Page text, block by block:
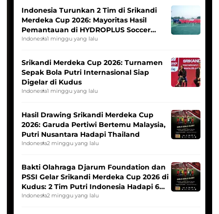
Indonesia Turunkan 2 Tim di Srikandi
Merdeka Cup 2026: Mayoritas Hasil
Pemantauan di HYDROPLUS Soccer
League
Indonesia1 minggu yang lalu
Srikandi Merdeka Cup 2026: Turnamen
Sepak Bola Putri Internasional Siap
Digelar di Kudus
Indonesia1 minggu yang lalu
Hasil Drawing Srikandi Merdeka Cup
2026: Garuda Pertiwi Bertemu Malaysia,
Putri Nusantara Hadapi Thailand
Indonesia2 minggu yang lalu
Bakti Olahraga Djarum Foundation dan
PSSI Gelar Srikandi Merdeka Cup 2026 di
Kudus: 2 Tim Putri Indonesia Hadapi 6
Tim Asia
Indonesia2 minggu yang lalu